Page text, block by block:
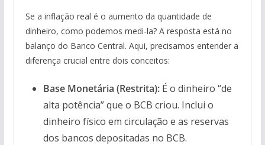
Se a inflação real é o aumento da quantidade de
dinheiro, como podemos medi-la? A resposta está no
balanço do Banco Central. Aqui, precisamos entender a
diferença crucial entre dois conceitos:
Base Monetária (Restrita):É o dinheiro “de
alta potência” que o BCB criou. Inclui o
dinheiro físico em circulação e as reservas
dos bancos depositadas no BCB.